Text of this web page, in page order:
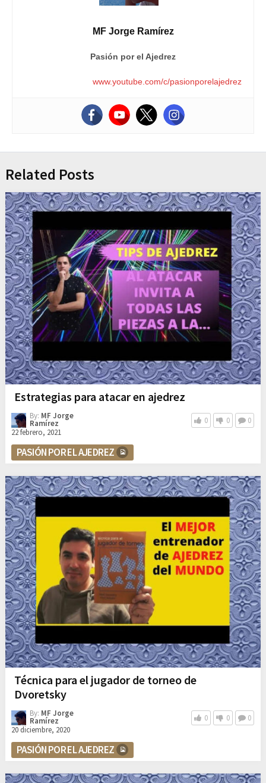
MF Jorge Ramírez
Pasión por el Ajedrez
www.youtube.com/c/pasionporelajedrez
Related Posts
Estrategias para atacar en ajedrez
By: MF Jorge
Ramírez
22 febrero, 2021
0 0 0
PASIÓN POR EL AJEDREZ
Técnica para el jugador de torneo de
Dvoretsky
By: MF Jorge
Ramírez
20 diciembre, 2020
0 0 0
PASIÓN POR EL AJEDREZ